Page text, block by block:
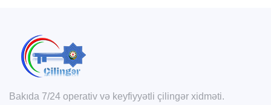
Bakıda 7/24 operativ və keyfiyyətli çilingər xidməti.